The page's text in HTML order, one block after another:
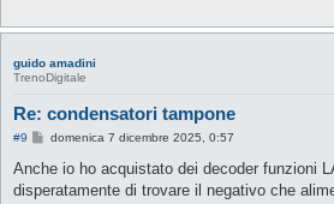
guido amadini
TrenoDigitale
Re: condensatori tampone
#9
M
s
a
domenica 7 dicembre 2025, 0:57
Anche io ho acquistato dei decoder funzioni
disperatamente di trovare il negativo che